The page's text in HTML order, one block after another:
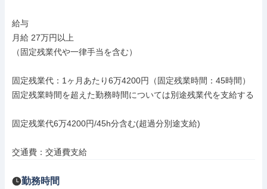
給与
月給 27万円以上
（固定残業代や一律手当を含む）
固定残業代：1ヶ月あたり6万4200円（固定残業時間：45時間）
固定残業時間を超えた勤務時間については別途残業代を支給する
固定残業代6万4200円/45h分含む(超過分別途支給)
交通費：交通費支給
勤務時間